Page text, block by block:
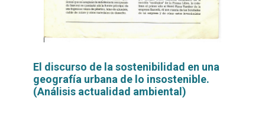
El discurso de la sostenibilidad en una
geografía urbana de lo insostenible.
(Análisis actualidad ambiental)